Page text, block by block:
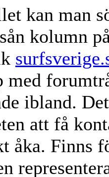
kan man
kolumn
med
ibland.
att få
åka. Finns